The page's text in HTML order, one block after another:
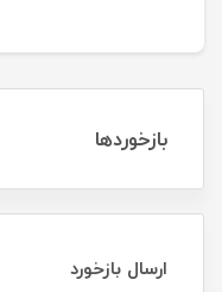
بازخوردها
ارسال بازخورد